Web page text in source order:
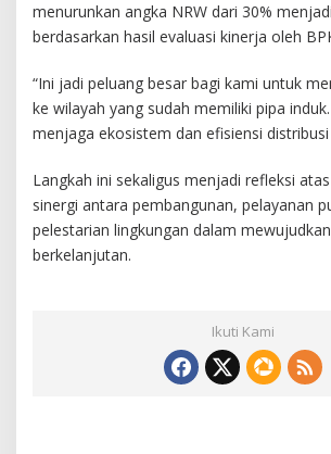
menurunkan angka NRW dari 30%
berdasarkan hasil evaluasi kinerja oleh
“Ini jadi peluang besar bagi kami untuk
ke wilayah yang sudah memiliki pipa
menjaga ekosistem dan efisiensi distribusi
Langkah ini sekaligus menjadi refleksi
sinergi antara pembangunan, pelayanan
pelestarian lingkungan dalam
berkelanjutan.
Ikuti Kami